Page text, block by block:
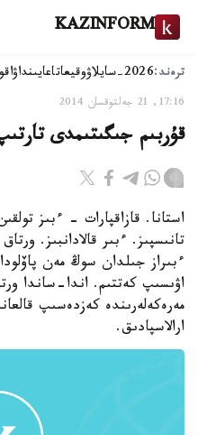
KAZINFORM
ترەند:2026-سايلاۋ وقيعاتاعايىنداۋ
17:16, 21 جەلتوقسان 2014
قۇربىم جىگىتىمدى
استانا. قازاقپارات - ءبىز
تانىسپىز. ءبىر قالادانبىز.
ءبىراز جىلدان سوڭ مەن
اۋىسىپ كەتتىم. اندا-ساندا
مەرەكەلەرىندە كەزدەسىپ
ارالاسپادىق.